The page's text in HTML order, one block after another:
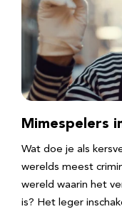
Mimespelers
Wat doe je als
werelds meest
wereld waarin het
is? Het leger